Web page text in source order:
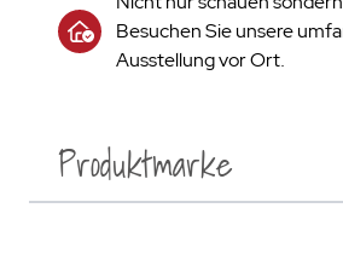
Besuchen Sie unsere
Ausstellung vor Ort.
Produktmarke